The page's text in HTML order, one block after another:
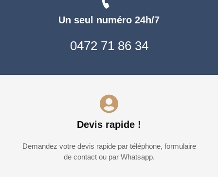
Un seul numéro 24h/7
0472 71 86 34
Devis rapide !
Demandez votre devis rapide par téléphone, formulaire
de contact ou par Whatsapp.